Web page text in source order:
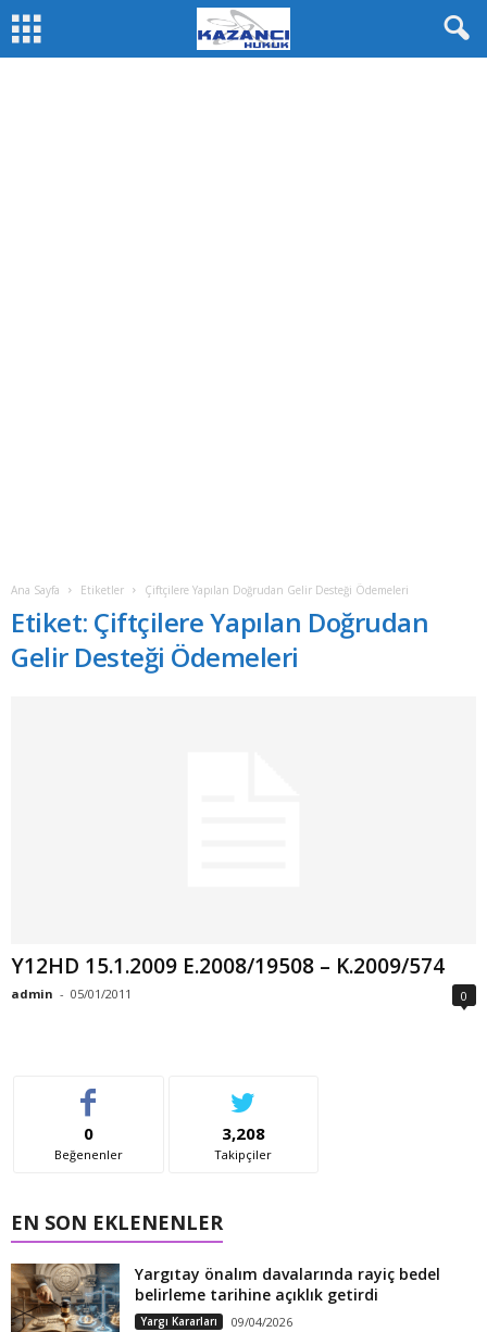
Ana Sayfa Etiketler Çiftçilere Yapılan Doğrudan Gelir Desteği Ödemeleri
Etiket: Çiftçilere Yapılan Doğrudan
Gelir Desteği Ödemeleri
Y12HD 15.1.2009 E.2008/19508 – K.2009/574
admin - 05/01/2011 0
0
Beğenenler
3,208
Takipçiler
EN SON EKLENENLER
Yargıtay önalım davalarında rayiç bedel
belirleme tarihine açıklık getirdi
Yargı Kararları 09/04/2026